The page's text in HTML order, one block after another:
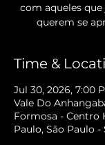
com aqueles
querem se
Time &
Jul 30, 2026, 7:00
Vale Do
Formosa - Centro
Paulo, São Paulo -